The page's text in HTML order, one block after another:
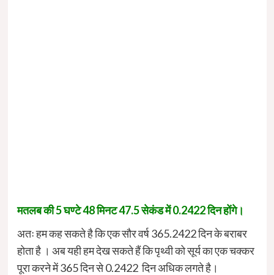
मतलब की 5 घण्टे 48 मिनट 47.5 सेकंड में 0.2422 दिन होंगे।
अतः हम कह सकते है कि एक सौर वर्ष 365.2422 दिन के बराबर
होता है । अब यही हम देख सकते हैं कि पृथ्वी को सूर्य का एक चक्कर
पूरा करने में 365 दिन से 0.2422 दिन अधिक लगते है।